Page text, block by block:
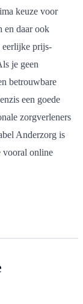
keuze voor
en daar ook
eerlijke prijs-
je geen
betrouwbare
een goede
zorgverleners
Anderzorg is
vooral online